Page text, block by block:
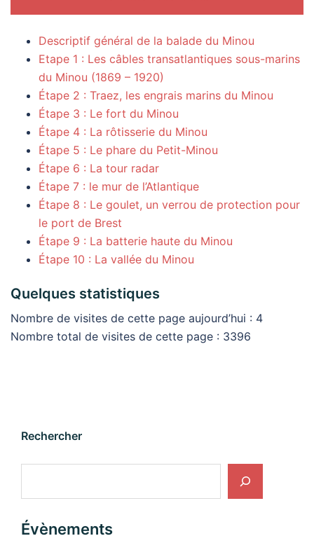
Descriptif général de la balade du Minou
Etape 1 : Les câbles transatlantiques sous-marins
du Minou (1869 – 1920)
Étape 2 : Traez, les engrais marins du Minou
Étape 3 : Le fort du Minou
Étape 4 : La rôtisserie du Minou
Étape 5 : Le phare du Petit-Minou
Étape 6 : La tour radar
Étape 7 : le mur de l’Atlantique
Étape 8 : Le goulet, un verrou de protection pour
le port de Brest
Étape 9 : La batterie haute du Minou
Étape 10 : La vallée du Minou
Quelques statistiques
Nombre de visites de cette page aujourd’hui : 4
Nombre total de visites de cette page : 3396
Rechercher
Évènements